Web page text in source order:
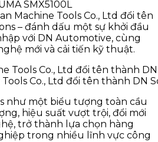
SMX5100L
Machine Tools Co., Ltd đổi tên
– đánh dấu một sự khởi đầu
với DN Automotive, cùng
mới và cải tiến kỹ thuật.
Co., Ltd đổi tên thành DN
như một biểu tượng toàn cầu
hiệu suất vượt trội, đổi mới
trở thành lựa chọn hàng
trong nhiều lĩnh vực công